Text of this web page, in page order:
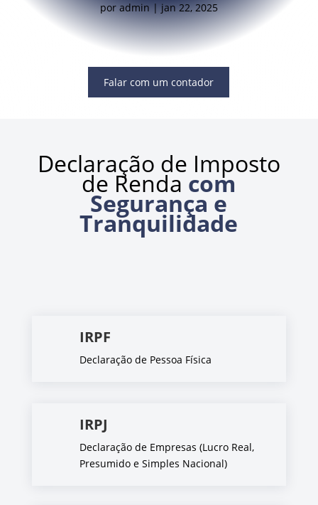
poradmin|jan 22, 2025
Falar com um contador
Declaração de Imposto
de Renda com
Segurança e
Tranquilidade
IRPF
Declaração de Pessoa Física
IRPJ
Declaração de Empresas (Lucro Real,
Presumido e Simples Nacional)